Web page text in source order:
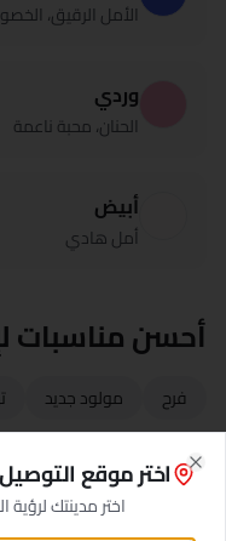
الأمل الرقيق،
وردي
الحنان، محبة ناعمة
أبيض
أمل هادي
أحسن مناسبات
فرح مولود جديد
🌱 طريقة العناية
اختر موقع التوصيل
اختر مدينتك لرؤية
Close